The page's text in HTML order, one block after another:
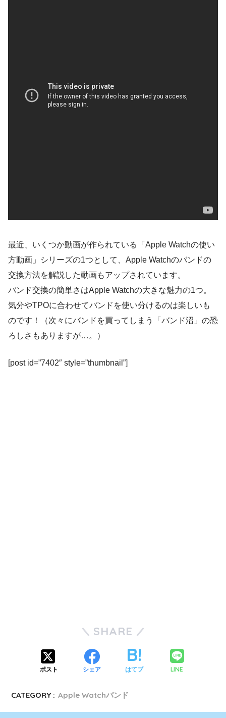
最近、いくつか動画が作られている「Apple Watchの使い
方動画」シリーズの1つとして、Apple Watchのバンドの
交換方法を解説した動画もアップされています。
バンド交換の簡単さはApple Watchの大きな魅力の1つ。
気分やTPOに合わせてバンドを使い分けるのは楽しいも
のです！（次々にバンドを買ってしまう「バンド沼」の恐
ろしさもありますが…。）
[post id=”7402″ style=”thumbnail”]
SHARE
ポスト シェア はてブ LINE
CATEGORY : Apple Watchバンド